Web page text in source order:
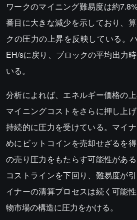
ワークのマイニング難易度は約
番目に大きな減少を示しており、
クの圧力の上昇を反映している。
EH/sに戻り、ブロックの平均出力
いる。
分析によれば、エネルギー価格の
マイニングコストをさらに押し上
持続的に圧力を受けている。マイ
めにビットコインを売却せざるを
の売り圧力をもたらす可能性があ
コストラインを下回り、難易度が
イナーの清算プロセスは続く可能
物市場の構造に圧力をかける。